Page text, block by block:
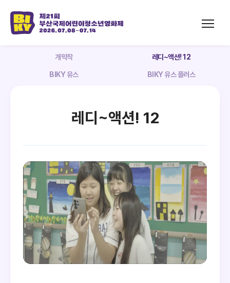
개막작 레디~액션! 12
BIKY 유스 BIKY 유스 플러스
레디~액션! 12